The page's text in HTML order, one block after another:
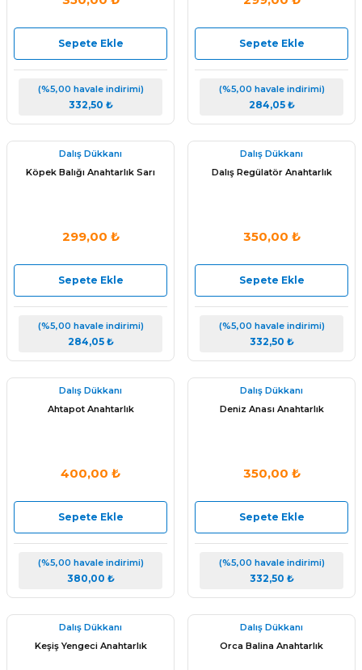
Sepete Ekle
(%5,00 havale indirimi)
332,50 ₺
Sepete Ekle
(%5,00 havale indirimi)
284,05 ₺
Dalış Dükkanı
Köpek Balığı Anahtarlık Sarı
299,00 ₺
Sepete Ekle
(%5,00 havale indirimi)
284,05 ₺
Dalış Dükkanı
Dalış Regülatör Anahtarlık
350,00 ₺
Sepete Ekle
(%5,00 havale indirimi)
332,50 ₺
Dalış Dükkanı
Ahtapot Anahtarlık
400,00 ₺
Sepete Ekle
(%5,00 havale indirimi)
380,00 ₺
Dalış Dükkanı
Deniz Anası Anahtarlık
350,00 ₺
Sepete Ekle
(%5,00 havale indirimi)
332,50 ₺
Dalış Dükkanı
Keşiş Yengeci Anahtarlık
Dalış Dükkanı
Orca Balina Anahtarlık